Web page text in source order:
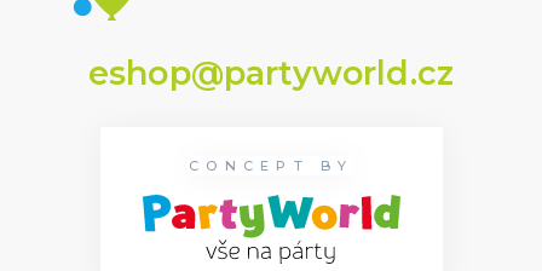
eshop@partyworld.cz
CONCEPT BY